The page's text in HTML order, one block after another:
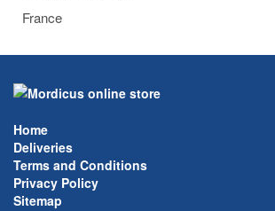
France
Home
Deliveries
Terms and Conditions
Privacy Policy
Sitemap